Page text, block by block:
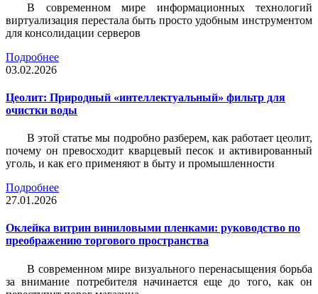
В современном мире информационных технологий
виртуализация перестала быть просто удобным инструментом
для консолидации серверов
Подробнее
03.02.2026
Цеолит: Природный «интеллектуальный» фильтр для
очистки воды
В этой статье мы подробно разберем, как работает цеолит,
почему он превосходит кварцевый песок и активированный
уголь, и как его применяют в быту и промышленности
Подробнее
27.01.2026
Оклейка витрин виниловыми пленками: руководство по
преображению торгового пространства
В современном мире визуального перенасыщения борьба
за внимание потребителя начинается еще до того, как он